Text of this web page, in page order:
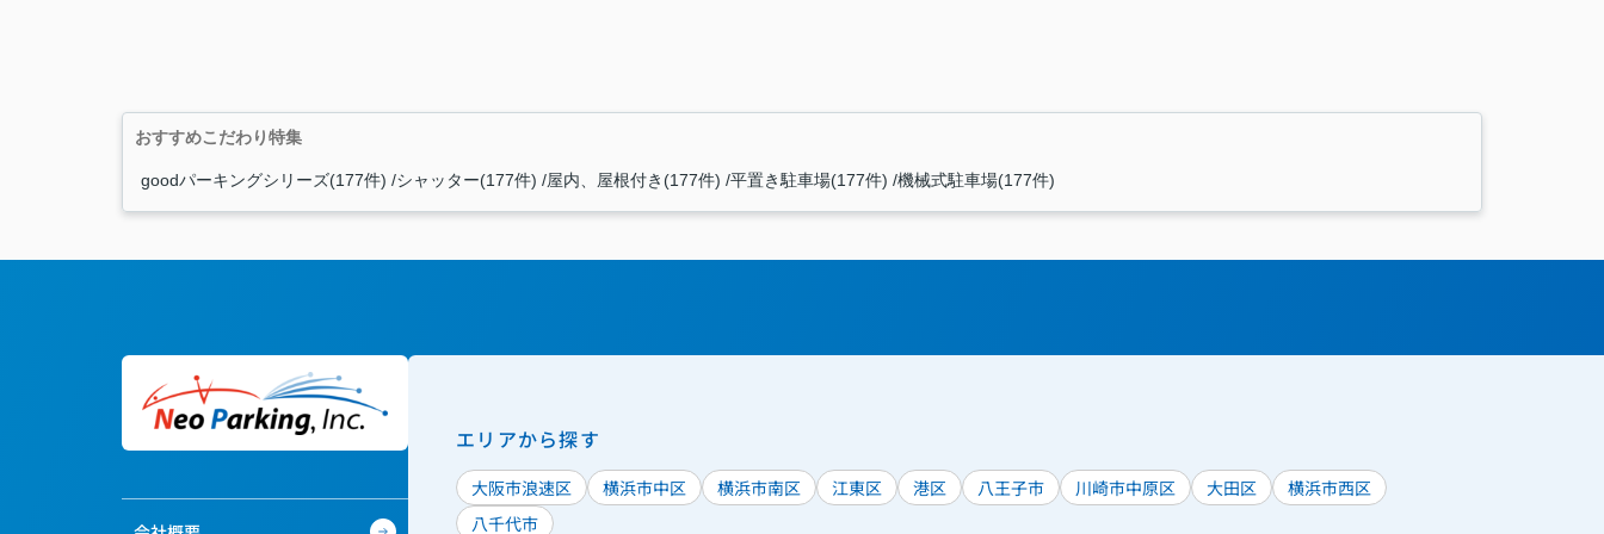
おすすめこだわり特集
goodパーキングシリーズ(177件) シャッター(177件) 屋内、屋根付き(177件) 平置き駐車場(177件) 機械式駐車場(177件)
エリアから探す
大阪市浪速区 横浜市中区 横浜市南区 江東区 港区 八王子市 川崎市中原区 大田区
横浜市西区
八千代市